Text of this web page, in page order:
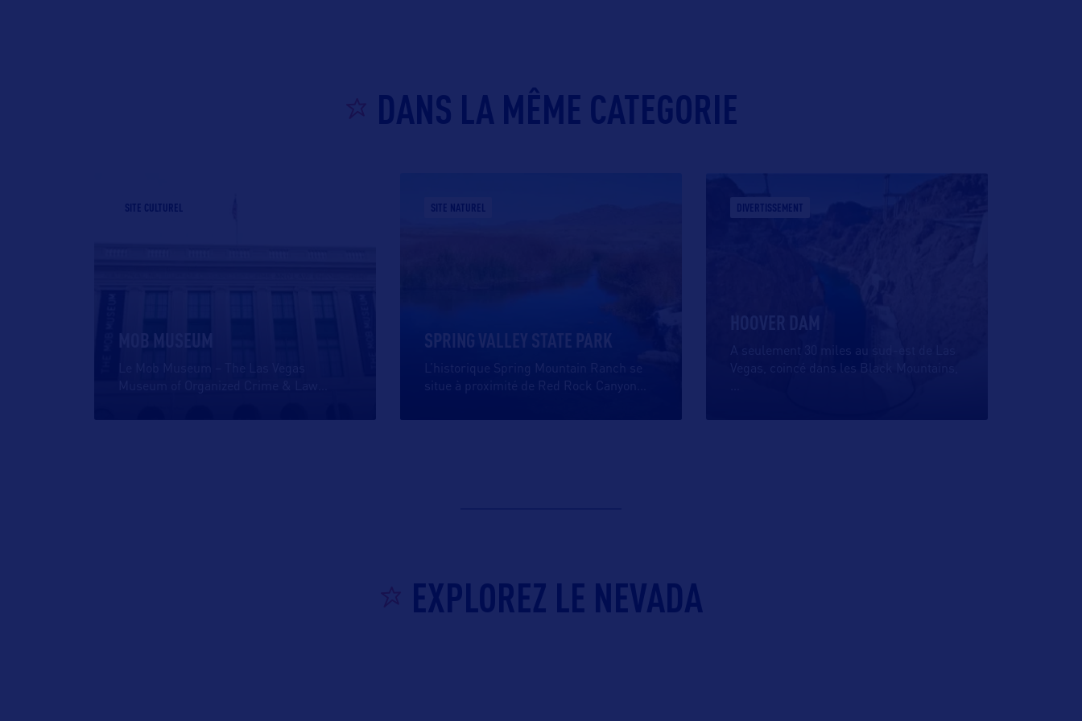
DANS LA MÊME CATEGORIE
SITE CULTUREL SITE NATUREL
SPRING VALLEY STATE PARK
L’historique Spring Mountain Ranch se
situe à proximité de Red Rock Canyon
DIVERTISSEMENT
A seulement 30 miles au sud-est de Las
Vegas, coincé dans les Black Mountains,
EXPLOREZ LE NEVADA